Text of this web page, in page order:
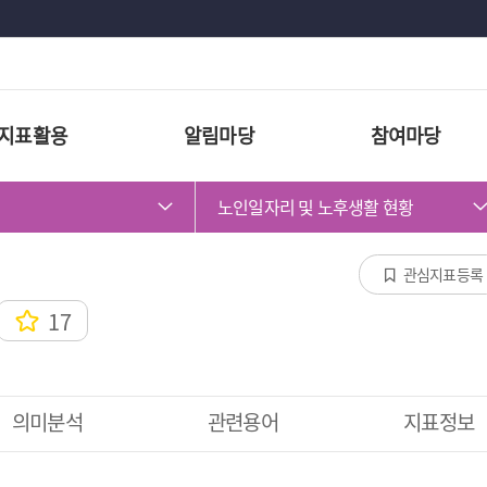
표활용 알림마당 참여마당
노인일자리 및 노후생활 현황
관심지표등록
17
의미분석 관련용어 지표정보